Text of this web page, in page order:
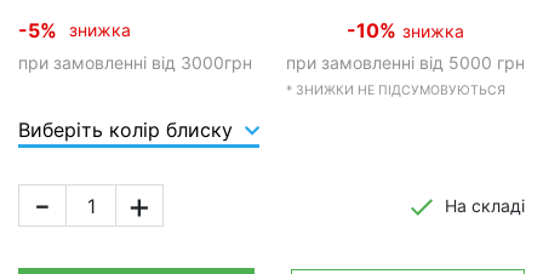
-5%
знижка
при замовленні від 3000грн
-10% знижка
при замовленні від 5000 грн
* ЗНИЖКИ НЕ ПІДСУМОВУЮТЬСЯ
Виберіть колір блиску
- + На складі